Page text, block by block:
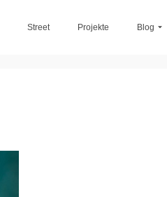
Street Projekte Blog